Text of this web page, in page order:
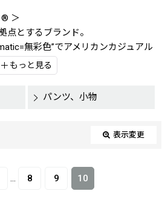
®︎ ＞
点とするブランド。
無彩色”でアメリカンカジュアル
ンド。
チャーからのインスパイアは大きく
ーでアップデートを繰り返す。
もっと見る
パンツ、小物
表示変更
閉じる
... 8 9 10